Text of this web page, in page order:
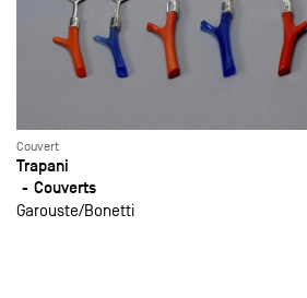
Couvert
Trapani
Couverts
Garouste Bonetti